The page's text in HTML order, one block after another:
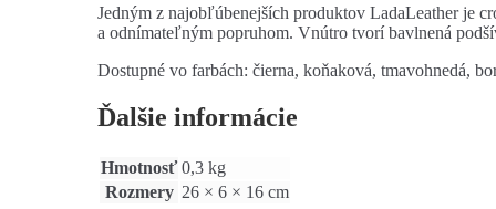
Jedným z najobľúbenejších produktov LadaLeather je
a odnímateľným popruhom. Vnútro tvorí bavlnená
Dostupné vo farbách: čierna, koňaková, tmavohnedá,
Ďalšie informácie
Hmotnosť 0,3 kg
Rozmery 26 × 6 × 16 cm